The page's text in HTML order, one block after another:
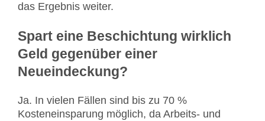
das Ergebnis weiter.
Spart eine Beschichtung wirklich
Geld gegenüber einer
Neueindeckung?
Ja. In vielen Fällen sind bis zu 70 %
Kosteneinsparung möglich, da Arbeits- und